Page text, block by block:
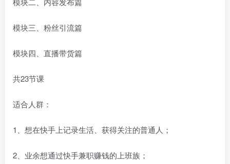
模块三、粉丝引流篇
模块四、直播带货篇
共23节课
适合人群：
1、想在快手上记录生活、获得关注的普通人；
2、业余想通过快手兼职赚钱的上班族；